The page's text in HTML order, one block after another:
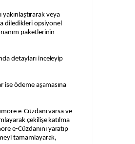
yakınlaştırarak veya
diledikleri opsiyonel
paketlerinin
detayları inceleyip
ise ödeme aşamasına
e-Cüzdanı varsa ve
çekilişe katılma
e-Cüzdanını yaratıp
tamamlayarak,